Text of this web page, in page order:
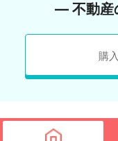
― 不動産
購